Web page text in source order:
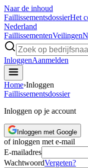
Naar de inhoud
FaillissementsdossierHet
Nederland
FaillissementenVeilingen
InloggenAanmelden
Home›Inloggen
Faillissementsdossier
Inloggen op je account
Inloggen met Google
of inloggen met e-mail
E-mailadres
WachtwoordVergeten?